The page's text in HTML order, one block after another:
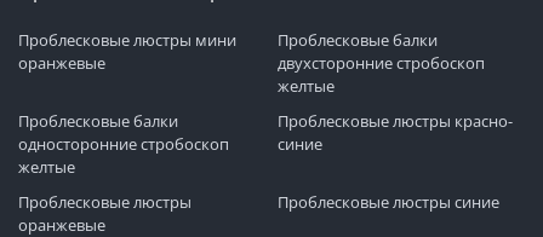
Проблесковые люстры мини
оранжевые
Проблесковые балки
двухсторонние стробоскоп
желтые
Проблесковые балки
односторонние стробоскоп
желтые
Проблесковые люстры красно-
синие
Проблесковые люстры
оранжевые
Проблесковые люстры синие